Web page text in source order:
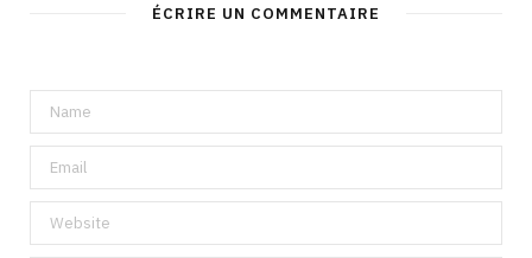
ÉCRIRE UN COMMENTAIRE